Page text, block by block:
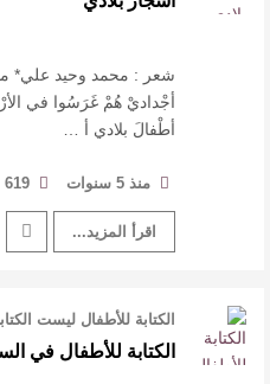
شعر : محمد وحيد علي*
أجْداديْ هُمْ غَرَسُوا في
أطْفالَ بلادي أ …
منذ 5 سنوات 619
اقرأ المزيد...
الكتابة للأطفال ليست
من عوامل بناء
الكتابة للأطفال في